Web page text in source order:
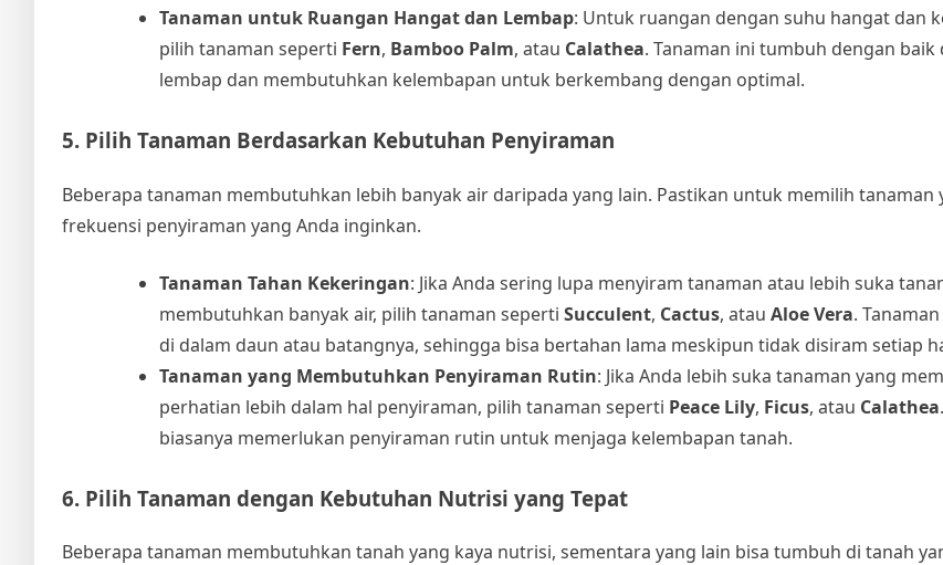
Tanaman untuk Ruangan Hangat dan Lembap: Untuk ruangan dengan suhu hangat dan
pilih tanaman seperti Fern, Bamboo Palm, atau Calathea. Tanaman ini tumbuh dengan
lembap dan membutuhkan kelembapan untuk berkembang dengan optimal.
5. Pilih Tanaman Berdasarkan Kebutuhan Penyiraman
Beberapa tanaman membutuhkan lebih banyak air daripada yang lain. Pastikan untuk memilih tanaman
frekuensi penyiraman yang Anda inginkan.
Tanaman Tahan Kekeringan: Jika Anda sering lupa menyiram tanaman atau lebih suka
membutuhkan banyak air, pilih tanaman seperti Succulent, Cactus, atau Aloe Vera.
di dalam daun atau batangnya, sehingga bisa bertahan lama meskipun tidak disiram setiap
Tanaman yang Membutuhkan Penyiraman Rutin: Jika Anda lebih suka tanaman yang
perhatian lebih dalam hal penyiraman, pilih tanaman seperti Peace Lily, Ficus, atau Calathea
biasanya memerlukan penyiraman rutin untuk menjaga kelembapan tanah.
6. Pilih Tanaman dengan Kebutuhan Nutrisi yang Tepat
Beberapa tanaman membutuhkan tanah yang kaya nutrisi, sementara yang lain bisa tumbuh di tanah